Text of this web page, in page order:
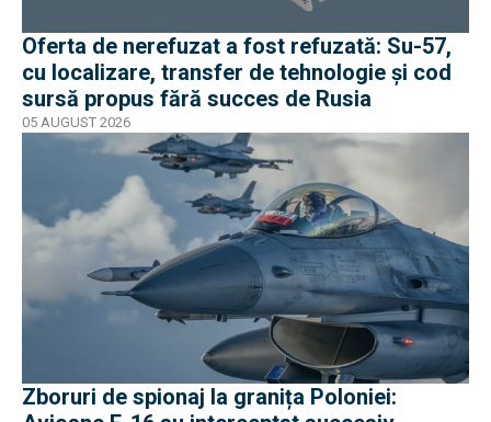
Oferta de nerefuzat a fost refuzată: Su-57,
cu localizare, transfer de tehnologie și cod
sursă propus fără succes de Rusia
05 AUGUST 2026
Zboruri de spionaj la granița Poloniei: